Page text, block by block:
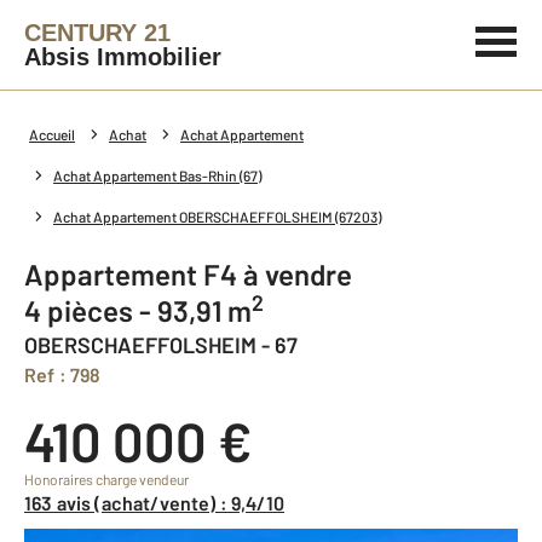
CENTURY 21
Absis Immobilier
Accueil Achat Achat Appartement
Achat Appartement Bas-Rhin (67)
Achat Appartement OBERSCHAEFFOLSHEIM (67203)
Appartement F4 à vendre
4 pièces - 93,91 m2
OBERSCHAEFFOLSHEIM - 67
Ref : 798
410 000 €
Honoraires charge vendeur
163 avis (achat/vente) : 9,4/10